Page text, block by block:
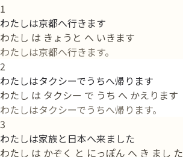
1
わたしは京都へ行きます
わたし は きょうと へ いきます
わたしは京都へ行きます。
2
わたしはタクシーでうちへ帰ります
わたし は タクシー で うち へ かえります
わたしはタクシーでうちへ帰ります。
3
わたしは家族と日本へ来ました
わたし は かぞく と にっぽん へ き まし た